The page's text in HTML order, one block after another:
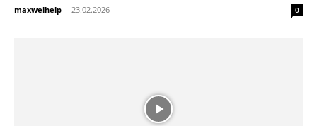
maxwelhelp - 23.02.2026 0